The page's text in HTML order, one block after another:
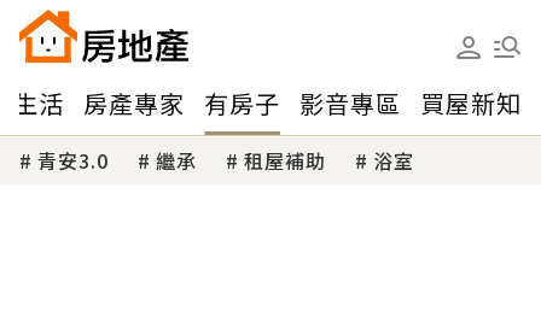
生活 房產專家 有房子 影音專區 買屋新知
青安3.0 繼承 租屋補助 浴室